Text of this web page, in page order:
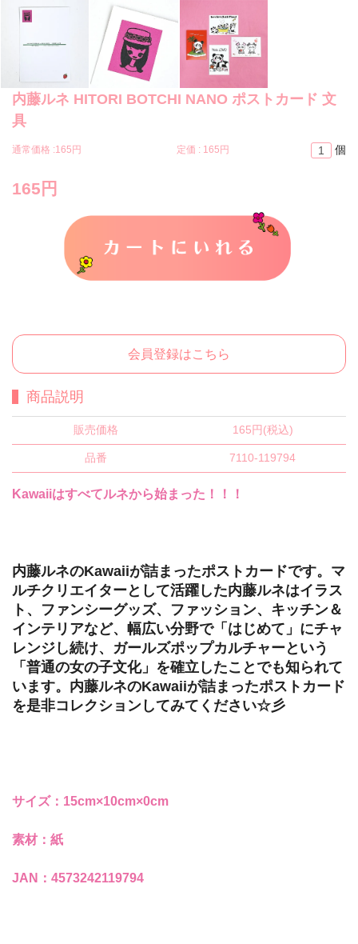
内藤ルネ HITORI BOTCHI NANO ポストカード 文
具
通常価格 :165円 定価 : 165円
165円
個
カートに入れる
会員登録はこちら
商品説明
販売価格 165円(税込)
品番 7110-119794
Kawaiiはすべてルネから始まった！！！
内藤ルネのKawaiiが詰まったポストカードです。マ
ルチクリエイターとして活躍した内藤ルネはイラス
ト、ファンシーグッズ、ファッション、キッチン＆
インテリアなど、幅広い分野で「はじめて」にチャ
レンジし続け、ガールズポップカルチャーという
「普通の女の子文化」を確立したことでも知られて
います。内藤ルネのKawaiiが詰まったポストカード
を是非コレクションしてみてください☆彡
サイズ：15cm×10cm×0cm
素材：紙
JAN：4573242119794